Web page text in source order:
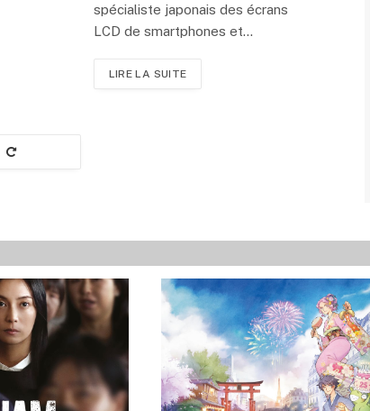
spécialiste japonais des écrans
LCD de smartphones et…
LIRE LA SUITE